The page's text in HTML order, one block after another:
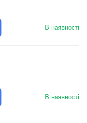
В наявності
В наявності